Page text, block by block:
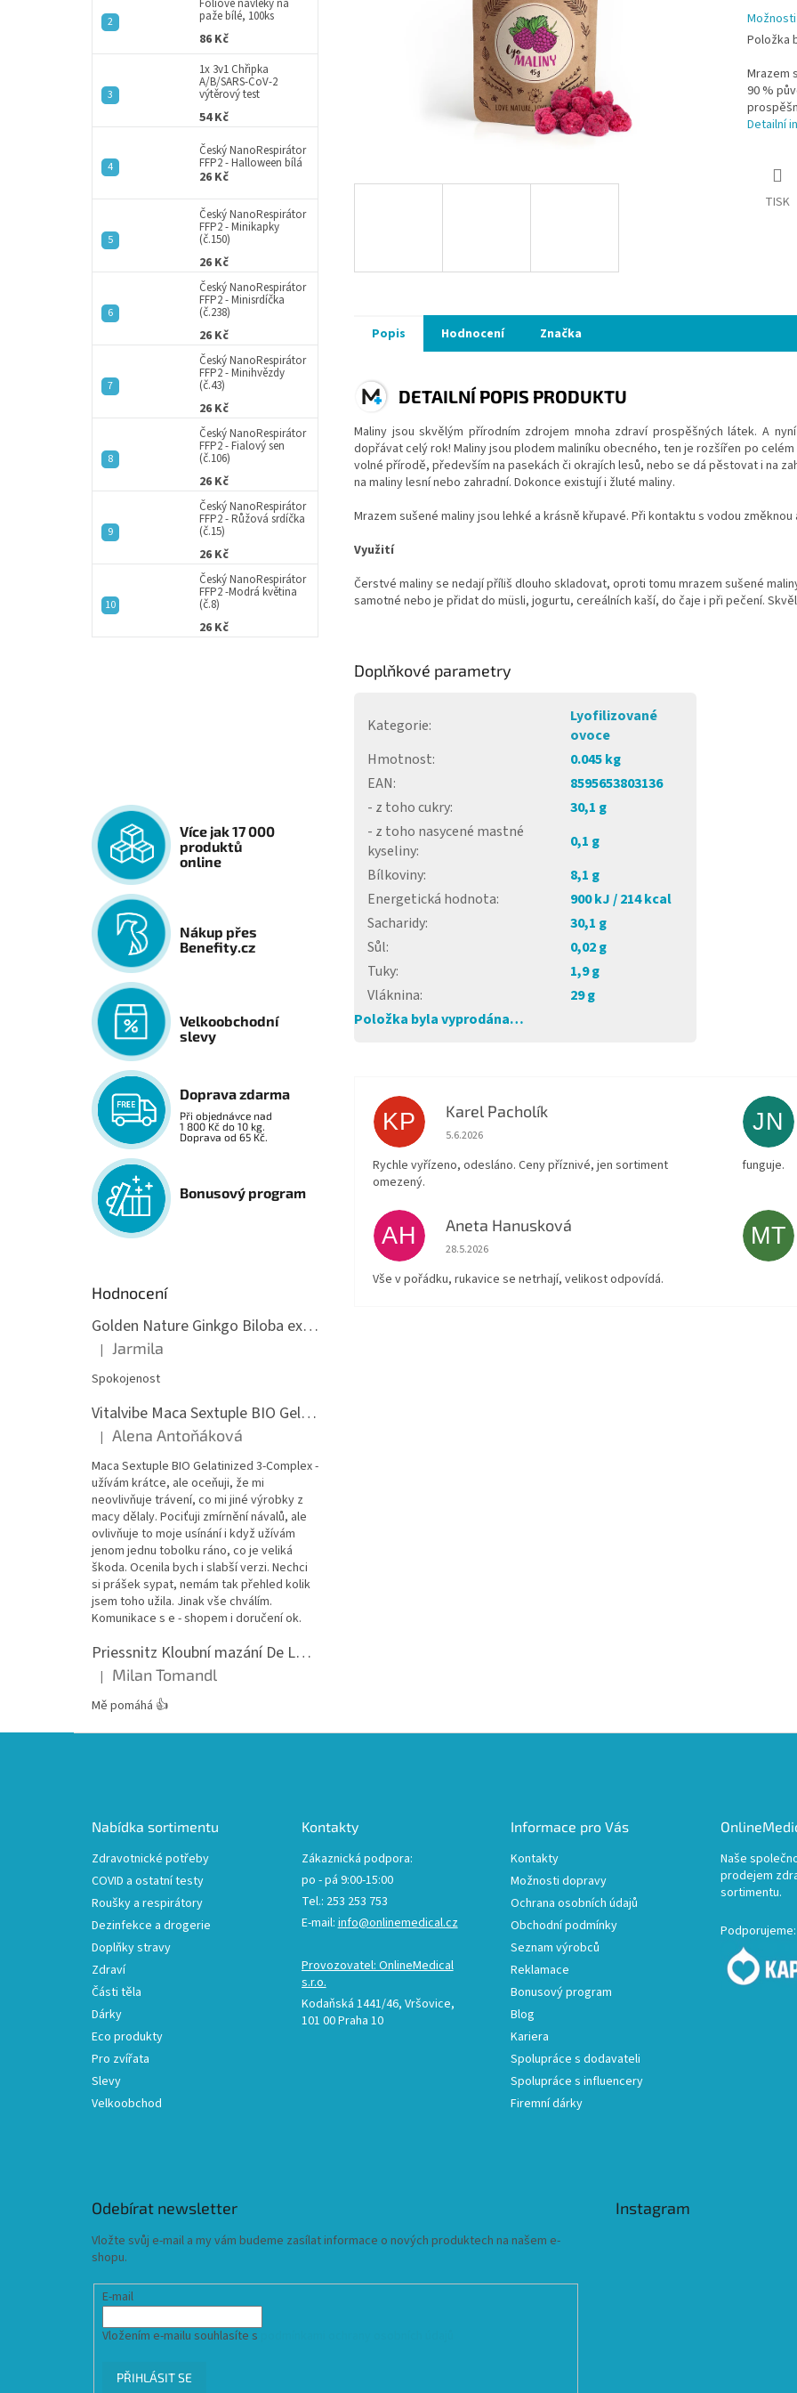
paže bílé, 100ks
86 Kč
1x 3v1 Chřipka
A/B/SARS-CoV-2
výtěrový test
54 Kč
Český NanoRespirátor
FFP2 - Halloween bílá
26 Kč
Český NanoRespirátor
FFP2 - Minikapky
(č.150)
26 Kč
Český NanoRespirátor
FFP2 - Minisrdíčka
(č.238)
26 Kč
Český NanoRespirátor
FFP2 - Minihvězdy
(č.43)
26 Kč
Český NanoRespirátor
FFP2 - Fialový sen
(č.106)
26 Kč
Český NanoRespirátor
FFP2 - Růžová srdíčka
(č.15)
26 Kč
Český NanoRespirátor
FFP2 -Modrá květina
(č.8)
26 Kč
Více jak 17 000
produktů
online
Nákup přes
Benefity.cz
Velkoobchodní
slevy
Doprava zdarma
Při objednávce nad
1 800 Kč do 10 kg.
Doprava od 65 Kč.
Bonusový program
Hodnocení
Golden Nature Ginkgo Biloba extrakt 50:1 60mg, 100 kapslí
Hodnocení produktu je 5 z 5 hvězdiček.
| Jarmila
Spokojenost
Vitalvibe Maca Sextuple BIO Gelatinized 3-Complex, 60 kapslí
Hodnocení produktu je 5 z 5 hvězdiček.
| Alena Antoňáková
Maca Sextuple BIO Gelatinized 3-Complex -
užívám krátce, ale oceňuji, že mi
neovlivňuje trávení, co mi jiné výrobky z
macy dělaly. Pociťuji zmírnění návalů, ale
ovlivňuje to moje usínání i když užívám
jenom jednu tobolku ráno, co je veliká
škoda. Ocenila bych i slabší verzi. Nechci
si prášek sypat, nemám tak přehled kolik
jsem toho užila. Jinak vše chválím.
Komunikace s e - shopem i doručení ok.
Priessnitz Kloubní mazání De Luxe, 200ml
Hodnocení produktu je 5 z 5 hvězdiček.
| Milan Tomandl
Mě pomáhá 👍
Položka
Mrazem
90 %
Detailní
TISK
Popis Hodnocení Značka
DETAILNÍ POPIS PRODUKTU
Maliny jsou skvělým přírodním zdrojem mnoha zdraví prospěšných látek. A
dopřávat celý rok! Maliny jsou plodem maliníku obecného, ten je rozšířen po
volné přírodě, především na pasekách či okrajích lesů, nebo se dá pěstovat i na
na maliny lesní nebo zahradní. Dokonce existují i žluté maliny.
Mrazem sušené maliny jsou lehké a krásně křupavé. Při kontaktu s vodou
Využití
Čerstvé maliny se nedají příliš dlouho skladovat, oproti tomu mrazem sušené
samotné nebo je přidat do müsli, jogurtu, cereálních kaší, do čaje i při pečení.
Doplňkové parametry
Kategorie:
Lyofilizované
ovoce
Hmotnost:
0.045 kg
EAN:
8595653803136
- z toho cukry:
30,1 g
- z toho nasycené mastné
kyseliny:
0,1 g
Bílkoviny:
8,1 g
Energetická hodnota:
900 kJ / 214 kcal
Sacharidy:
30,1 g
Sůl:
0,02 g
Tuky:
1,9 g
Vláknina:
29 g
Položka byla vyprodána…
KP Karel Pacholík
Hodnocení obchodu je 4 z 5 hvězdiček.
5.6.2026
Rychle vyřízeno, odesláno. Ceny příznivé, jen sortiment
omezený.
JN
funguje.
AH Aneta Hanusková
Hodnocení obchodu je 5 z 5 hvězdiček.
28.5.2026
Vše v pořádku, rukavice se netrhají, velikost odpovídá.
MT
Nabídka sortimentu
Zdravotnické potřeby
COVID a ostatní testy
Roušky a respirátory
Dezinfekce a drogerie
Doplňky stravy
Zdraví
Části těla
Dárky
Eco produkty
Pro zvířata
Slevy
Velkoobchod
Kontakty
Zákaznická podpora:
po - pá 9:00-15:00
Tel.: 253 253 753
E-mail: info@onlinemedical.cz
Provozovatel: OnlineMedical
s.r.o.
Kodaňská 1441/46, Vršovice,
101 00 Praha 10
Informace pro Vás
Kontakty
Možnosti dopravy
Ochrana osobních údajů
Obchodní podmínky
Seznam výrobců
Reklamace
Bonusový program
Blog
Kariera
Spolupráce s dodavateli
Spolupráce s influencery
Firemní dárky
Naše
prodejem
sortimentu.
Podporujeme:
Odebírat newsletter
Vložte svůj e-mail a my vám budeme zasílat informace o nových produktech na našem e-
shopu.
E-mail
Vložením e-mailu souhlasíte s
PŘIHLÁSIT SE
Instagram